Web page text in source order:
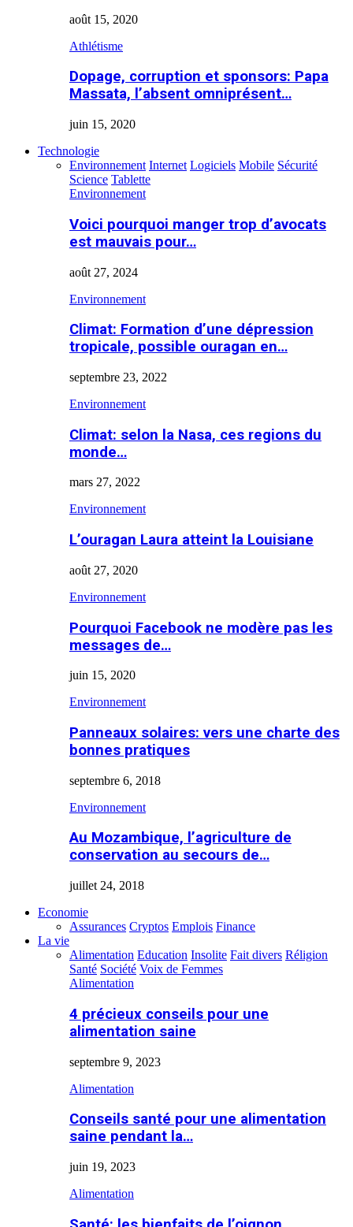
août 15, 2020
Athlétisme
Dopage, corruption et sponsors: Papa
Massata, l’absent omniprésent…
juin 15, 2020
Technologie
Environnement Internet Logiciels Mobile Sécurité
Science Tablette
Environnement
Voici pourquoi manger trop d’avocats
est mauvais pour…
août 27, 2024
Environnement
Climat: Formation d’une dépression
tropicale, possible ouragan en…
septembre 23, 2022
Environnement
Climat: selon la Nasa, ces regions du
monde…
mars 27, 2022
Environnement
L’ouragan Laura atteint la Louisiane
août 27, 2020
Environnement
Pourquoi Facebook ne modère pas les
messages de…
juin 15, 2020
Environnement
Panneaux solaires: vers une charte des
bonnes pratiques
septembre 6, 2018
Environnement
Au Mozambique, l’agriculture de
conservation au secours de…
juillet 24, 2018
Economie
Assurances Cryptos Emplois Finance
La vie
Alimentation Education Insolite Fait divers Réligion
Santé Société Voix de Femmes
Alimentation
4 précieux conseils pour une
alimentation saine
septembre 9, 2023
Alimentation
Conseils santé pour une alimentation
saine pendant la…
juin 19, 2023
Alimentation